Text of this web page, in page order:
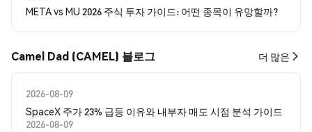
META vs MU 2026 주식 투자 가이드: 어떤 종목이 유망할까?
Camel Dad (CAMEL) 블로그 더 많은
2026-08-09
SpaceX 주가 23% 급등 이유와 내부자 매도 시점 분석 가이드
2026-08-09